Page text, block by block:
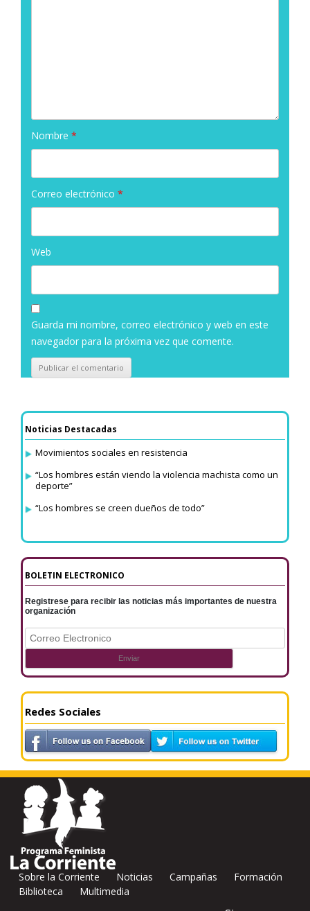
Nombre *
Correo electrónico *
Web
Guarda mi nombre, correo electrónico y web en este
navegador para la próxima vez que comente.
Noticias Destacadas
Movimientos sociales en resistencia
“Los hombres están viendo la violencia machista como un
deporte”
“Los hombres se creen dueños de todo”
BOLETIN ELECTRONICO
Registrese para recibir las noticias más importantes de nuestra
organización
Redes Sociales
Sobre la Corriente Noticias Campañas
Formación
Biblioteca
Multimedia